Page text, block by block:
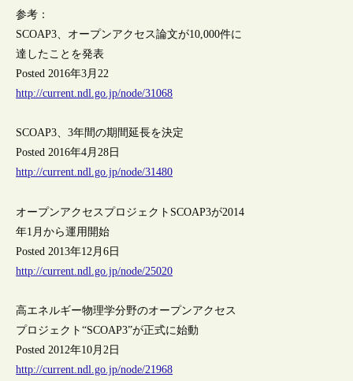
参考：
SCOAP3、オープンアクセス論文が10,000件に
達したことを発表
Posted 2016年3月22
http://current.ndl.go.jp/node/31068
SCOAP3、3年間の期間延長を決定
Posted 2016年4月28日
http://current.ndl.go.jp/node/31480
オープンアクセスプロジェクトSCOAP3が2014
年1月から運用開始
Posted 2013年12月6日
http://current.ndl.go.jp/node/25020
高エネルギー物理学分野のオープンアクセス
プロジェクト“SCOAP3”が正式に始動
Posted 2012年10月2日
http://current.ndl.go.jp/node/21968